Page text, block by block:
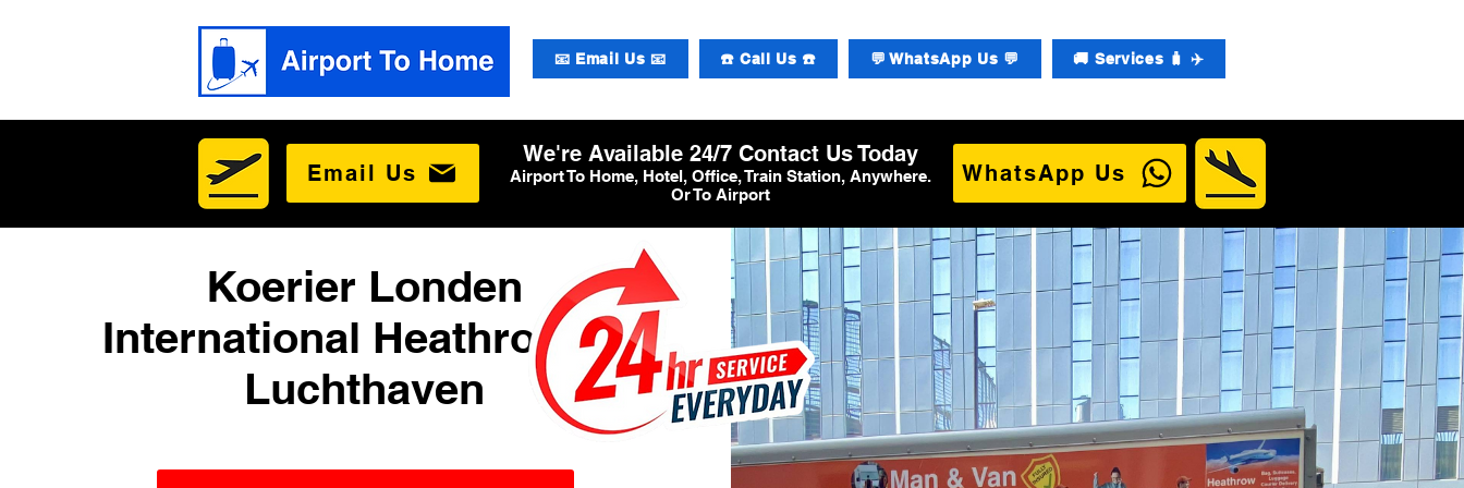
📧 Email Us 📧 ☎️ Call Us ☎️ 💬 WhatsApp Us 💬 🚚 Services 🧳 ✈️
Email Us
We're Available 24/7 Contact Us Today
Airport To Home, Hotel, Office, Train Station, Anywhere.
Or To Airport
WhatsApp Us
Koerier Londen
International Heathrow T1
Luchthaven